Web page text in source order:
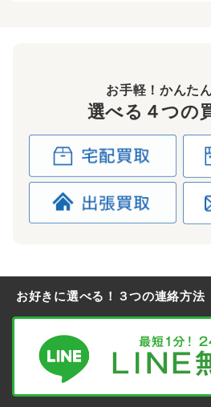
ナイキ ダンク
LOBSTER
茹で上がったロブスターをイメージ
す。全体をくすんだ赤で統一し、イ
ナイキ ダンク
CT5053 001
アッパーにペイズリー柄を採用し、
それぞれ内側・外側に配置した、ト
お手軽！かんた
選べる４つの
お好きに選べる！３つの連絡方法